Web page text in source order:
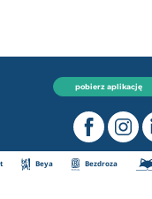
pobierz aplikację
Beya Bezdroza